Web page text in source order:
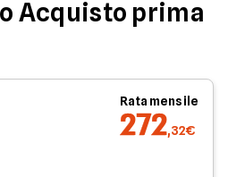
Acquisto prima
Rata mensile
272,32€